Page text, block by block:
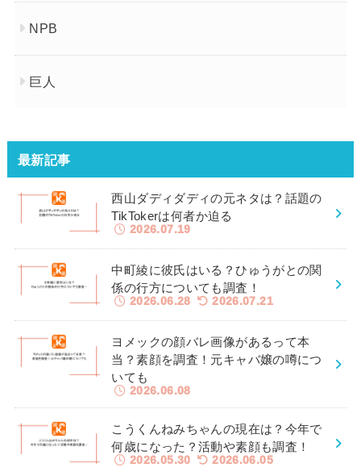
NPB
巨人
最新記事
西山ダディダディの元ネタは？話題の
TikTokerは何者か迫る
2026.07.19
中町綾に彼氏はいる？ひゅうがとの関
係の行方についても調査！
2026.06.28 2026.07.21
ヨメックの顔バレ画像があるって本
当？素顔を調査！元キャバ嬢の噂につ
いても
2026.06.08
こうくんねみちゃんの現在は？今年で
何歳になった？活動や素顔も調査！
2026.05.30 2026.06.05